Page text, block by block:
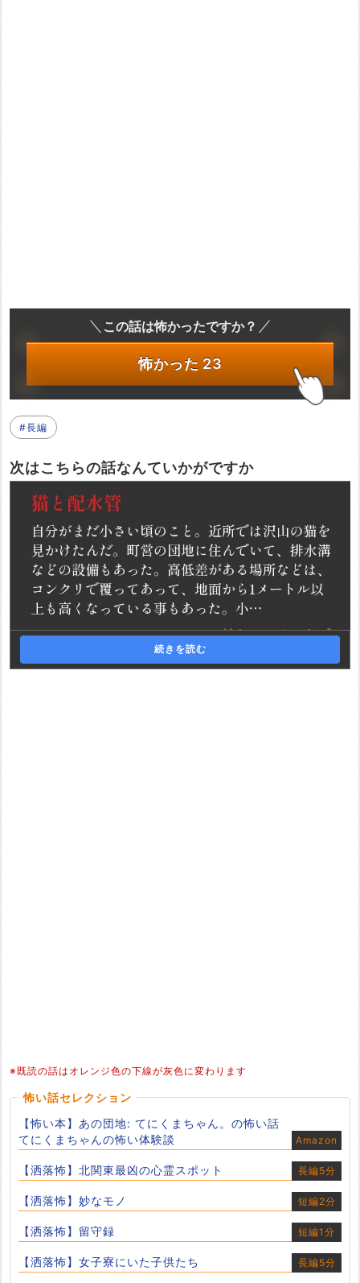
この話は怖かったですか？
怖かった 23
#長編
次はこちらの話なんていかがですか
続きを読む
※既読の話はオレンジ色の下線が灰色に変わります
怖い話セレクション
【怖い本】あの団地: てにくまちゃん。の怖い話
てにくまちゃんの怖い体験談
Amazon
【洒落怖】北関東最凶の心霊スポット 長編5分
【洒落怖】妙なモノ 短編2分
【洒落怖】留守録 短編1分
【洒落怖】女子寮にいた子供たち 長編5分